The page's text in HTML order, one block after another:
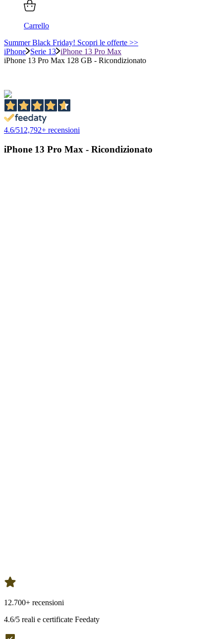
Carrello
Summer Black Friday! Scopri le offerte >>
iPhone Serie 13 iPhone 13 Pro Max
iPhone 13 Pro Max 128 GB - Ricondizionato
4.6/512,792+ recensioni
iPhone 13 Pro Max - Ricondizionato
12.700+ recensioni
4.6/5 reali e certificate Feedaty